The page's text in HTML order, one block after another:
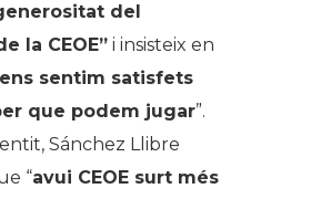
del
la CEOE” i insisteix en
ens sentim satisfets
que podem jugar”.
Sánchez Llibre
“avui CEOE surt més